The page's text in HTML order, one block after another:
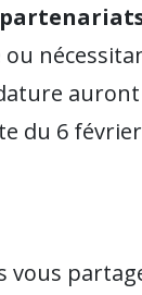
ou
auront
du 6
vous